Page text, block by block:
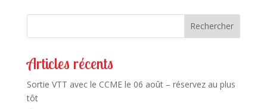
Rechercher
Articles récents
Sortie VTT avec le CCME le 06 août – réservez au plus
tôt